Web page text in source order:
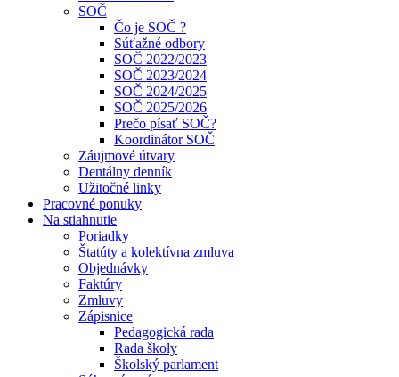
SOČ
Čo je SOČ ?
Súťažné odbory
SOČ 2022/2023
SOČ 2023/2024
SOČ 2024/2025
SOČ 2025/2026
Prečo písať SOČ?
Koordinátor SOČ
Záujmové útvary
Dentálny denník
Užitočné linky
Pracovné ponuky
Na stiahnutie
Poriadky
Štatúty a kolektívna zmluva
Objednávky
Faktúry
Zmluvy
Zápisnice
Pedagogická rada
Rada školy
Školský parlament